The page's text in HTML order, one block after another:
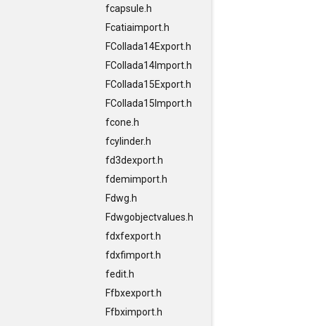
fcapsule.h
Fcatiaimport.h
FCollada14Export.h
FCollada14Import.h
FCollada15Export.h
FCollada15Import.h
fcone.h
fcylinder.h
fd3dexport.h
fdemimport.h
Fdwg.h
Fdwgobjectvalues.h
fdxfexport.h
fdxfimport.h
fedit.h
Ffbxexport.h
Ffbximport.h